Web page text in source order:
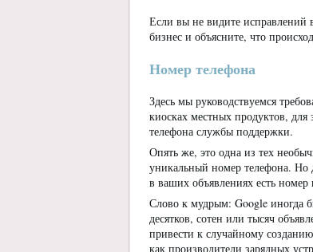
Если вы не видите исправлений
бизнес и объясните, что
Номер телефона
Здесь мы руководствуемся
киосках местных продуктов, для
телефона службы поддержки.
Опять же, это одна из тех
уникальный номер телефона. Но
в ваших объявлениях есть
Слово к мудрым: Google иногда
десятков, сотен или тысяч
привести к случайному
как производители зарядных